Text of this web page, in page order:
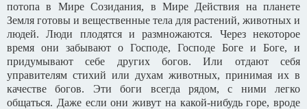
потопа в Мире Созидания, в Мире Действия на планете
Земля готовы и вещественные тела для растений, животных и
людей. Люди плодятся и размножаются. Через некоторое
время они забывают о Господе, Господе Боге и Боге, и
придумывают себе других богов. Или отдают себя
управителям стихий или духам животных, принимая их в
качестве богов. Эти боги всегда рядом, с ними легко
общаться. Даже если они живут на какой-нибудь горе, вроде